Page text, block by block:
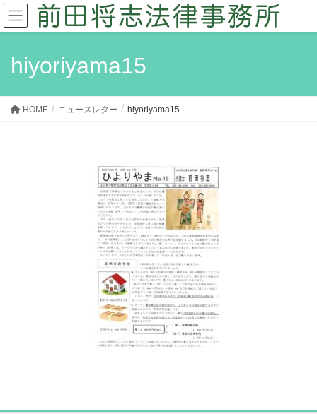
hiyoriyama15
HOME ニュースレター hiyoriyama15